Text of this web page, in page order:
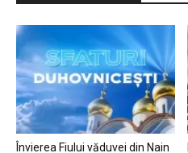
Învierea Fiului văduvei din Nain